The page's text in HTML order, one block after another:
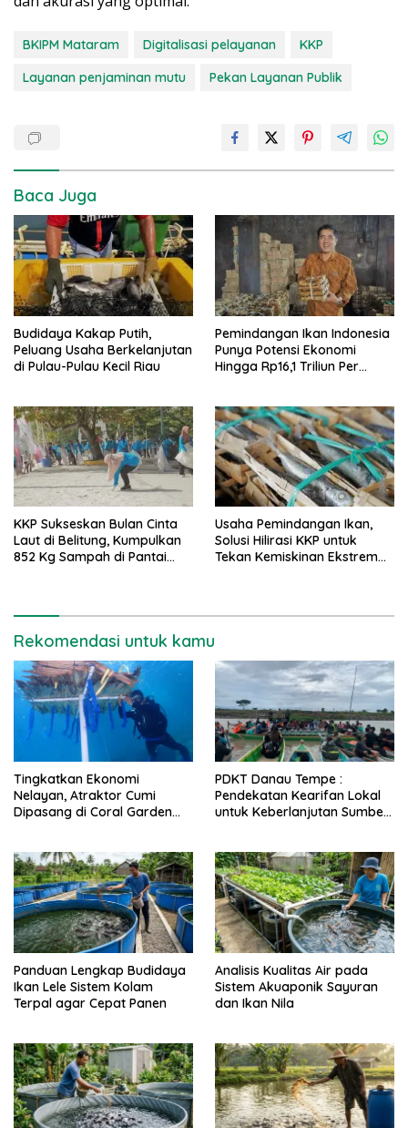
BKIPM Mataram Digitalisasi pelayanan
KKP
Layanan penjaminan mutu
Pekan Layanan Publik
Baca Juga
Budidaya Kakap Putih,
Peluang Usaha Berkelanjutan
di Pulau-Pulau Kecil Riau
Pemindangan Ikan Indonesia
Punya Potensi Ekonomi
Hingga Rp16,1 Triliun Per
KKP Sukseskan Bulan Cinta
Laut di Belitung, Kumpulkan
852 Kg Sampah di Pantai
Usaha Pemindangan Ikan,
Solusi Hilirasi KKP untuk
Tekan Kemiskinan Ekstrem
Rekomendasi untuk kamu
Tingkatkan Ekonomi
Nelayan, Atraktor Cumi
Dipasang di Coral Garden
PDKT Danau Tempe :
Pendekatan Kearifan Lokal
untuk Keberlanjutan Sumber
Panduan Lengkap Budidaya
Ikan Lele Sistem Kolam
Terpal agar Cepat Panen
Analisis Kualitas Air pada
Sistem Akuaponik Sayuran
dan Ikan Nila